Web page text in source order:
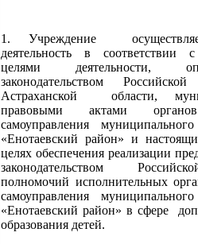
1. Учреждение
деятельность в соответствии
целями деятельности,
законодательством
Астраханской области,
правовыми актами
самоуправления
«Енотаевский район» и
целях обеспечения реализации
законодательством
полномочий исполнительных
самоуправления
«Енотаевский район» в сфере
образования детей.